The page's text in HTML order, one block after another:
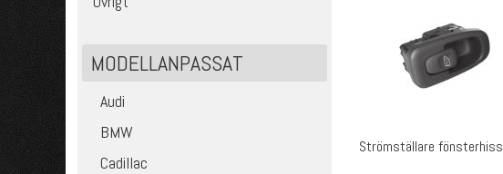
MODELLANPASSAT
Audi
BMW
Cadillac
Strömställare fönsterhiss